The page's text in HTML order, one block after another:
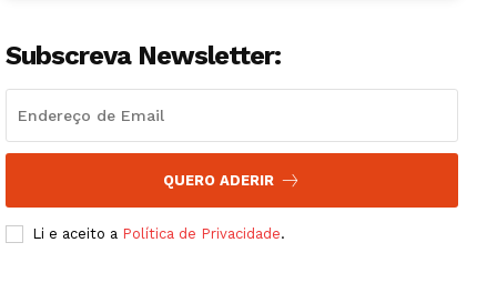
Subscreva Newsletter:
QUERO ADERIR
Li e aceito a Política de Privacidade.